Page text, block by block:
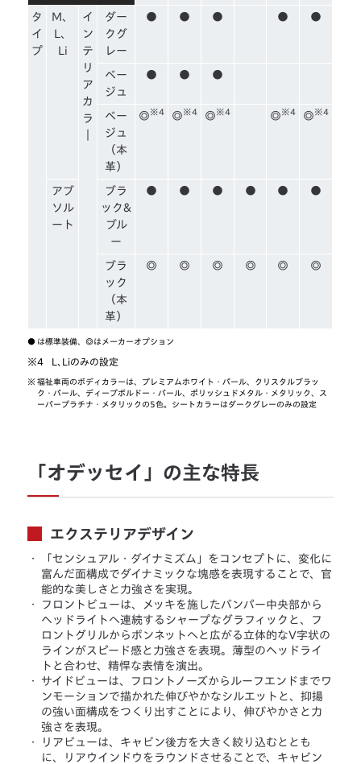
タ
イ
プ
M、
L、
Li
イ
ン
テ
リ
ア
カ
ラ
ダー
クグ
レー
● ● ● ● ●
ベー
ジュ
● ● ●
ベー
ジュ
（本
革）
◎ ※4 ◎ ※4 ◎ ※4 ◎ ※4 ◎ ※4
アブ
ソル
ート
ブラ
ック&
ブル
ー
● ● ● ● ● ●
ブラ
ック
（本
革）
◎ ◎ ◎ ◎ ◎ ◎
● は標準装備、◎はメーカーオプション
※4 L、Liのみの設定
※ 福祉車両のボディカラーは、プレミアムホワイト・パール、クリスタルブラッ
ク・パール、ディープボルドー・パール、ポリッシュドメタル・メタリック、ス
ーパープラチナ・メタリックの5色。シートカラーはダークグレーのみの設定
「オデッセイ」の主な特長
エクステリアデザイン
・
「センシュアル・ダイナミズム」をコンセプトに、変化に
富んだ面構成でダイナミックな塊感を表現することで、官
能的な美しさと力強さを実現。
・
フロントビューは、メッキを施したバンパー中央部から
ヘッドライトへ連続するシャープなグラフィックと、フ
ロントグリルからボンネットへと広がる立体的なV字状の
ラインがスピード感と力強さを表現。薄型のヘッドライ
トと合わせ、精悍な表情を演出。
・
サイドビューは、フロントノーズからルーフエンドまでワ
ンモーションで描かれた伸びやかなシルエットと、抑揚
の強い面構成をつくり出すことにより、伸びやかさと力
強さを表現。
・
リアビューは、キャビン後方を大きく絞り込むととも
に、リアウインドウをラウンドさせることで、キャビン